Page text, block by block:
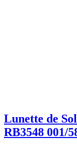
Lunette de
RB3548 001/